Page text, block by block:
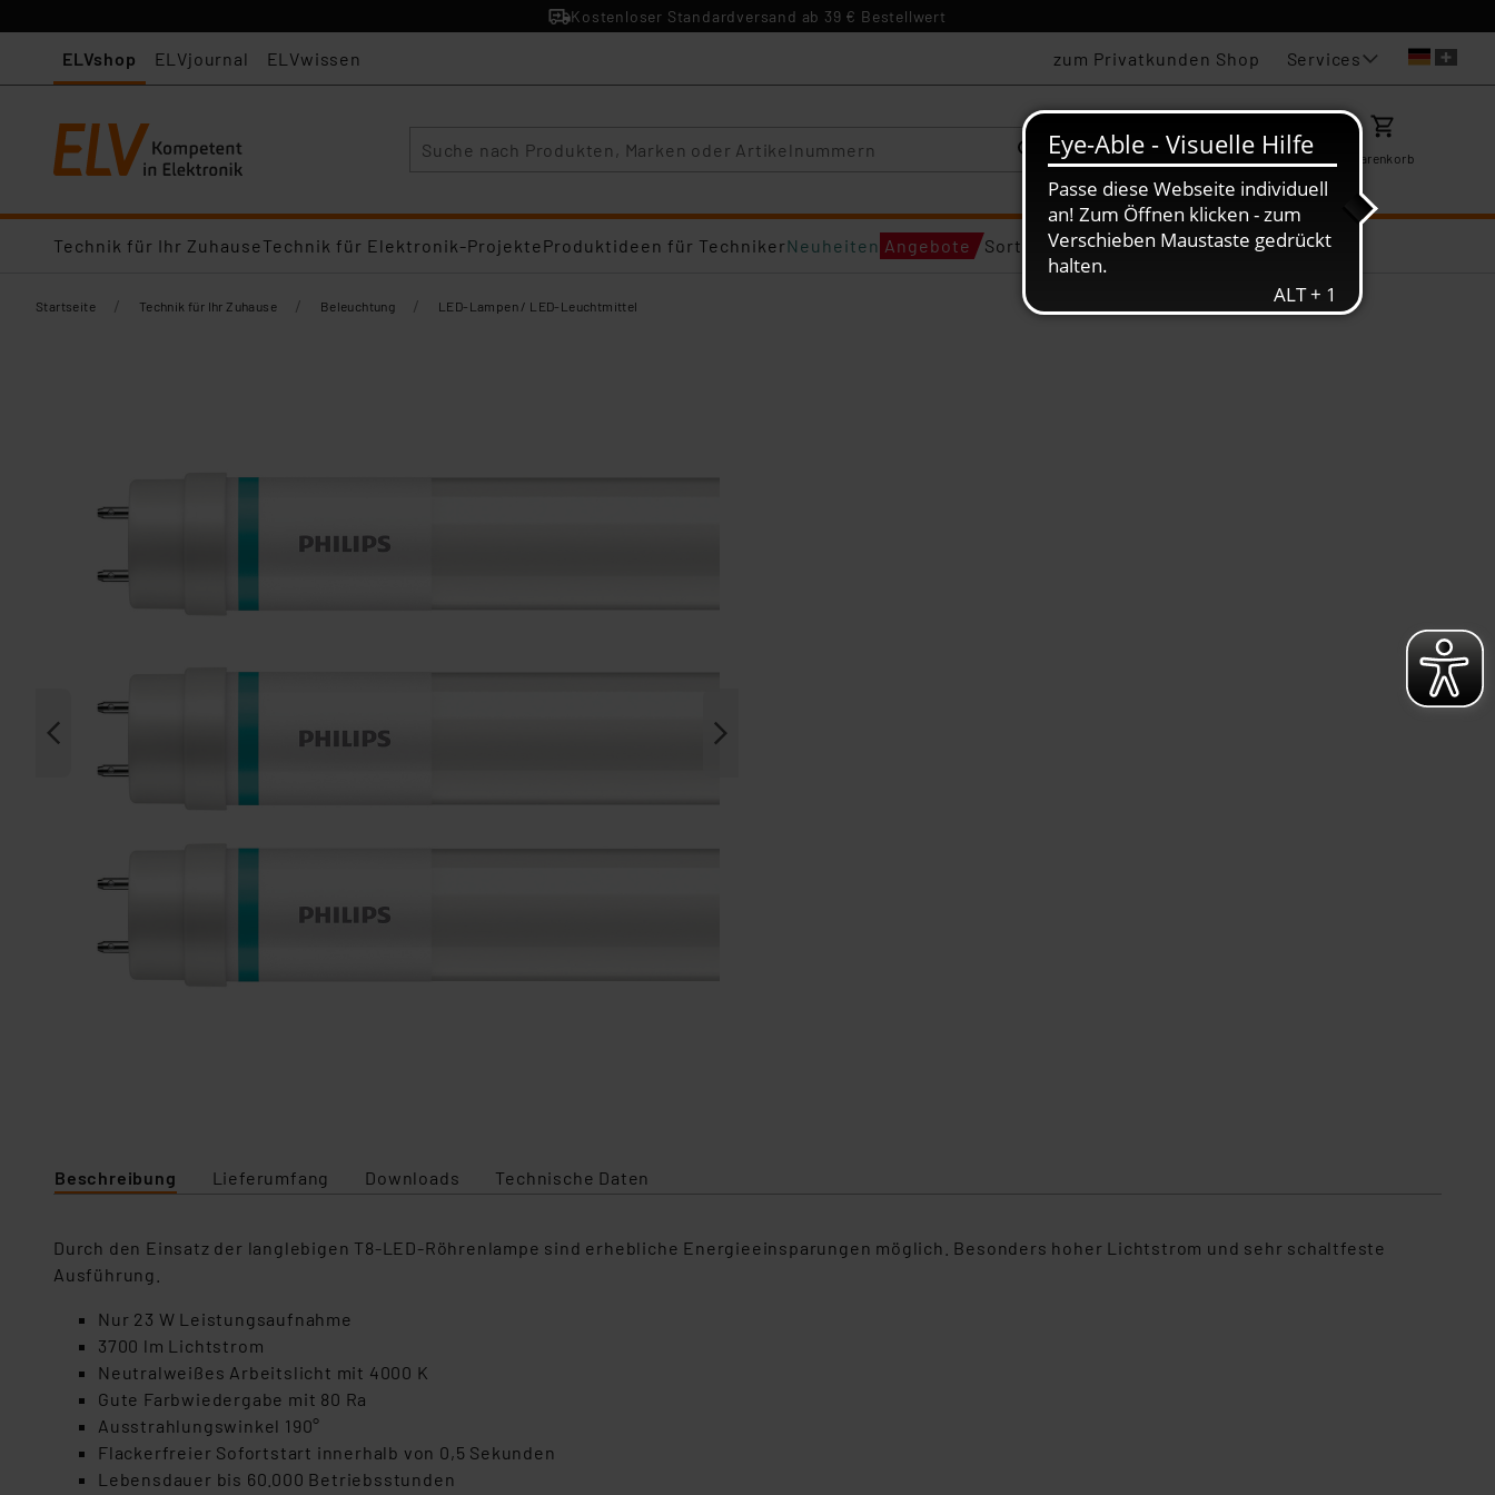
Kostenloser Standardversand ab 39 € Bestellwert
ELVshop ELVjournal ELVwissen zum Privatkunden Shop Services
KarriereMein ELV Merkzettel Warenkorb
Technik für Ihr ZuhauseTechnik für Elektronik-ProjekteProduktideen für TechnikerNeuheiten Angebote Sortiments-Deals
Startseite / Technik für Ihr Zuhause / Beleuchtung / LED-Lampen / LED-Leuchtmittel
Beschreibung Lieferumfang Downloads Technische Daten
Durch den Einsatz der langlebigen T8-LED-Röhrenlampe sind erhebliche Energieeinsparungen möglich. Besonders hoher Lichtstrom und sehr schaltfeste
Ausführung.
Nur 23 W Leistungsaufnahme
3700 lm Lichtstrom
Neutralweißes Arbeitslicht mit 4000 K
Gute Farbwiedergabe mit 80 Ra
Ausstrahlungswinkel 190°
Flackerfreier Sofortstart innerhalb von 0,5 Sekunden
Lebensdauer bis 60.000 Betriebsstunden